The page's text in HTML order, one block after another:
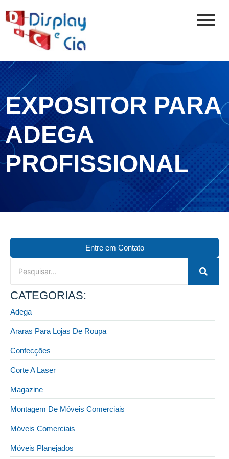
EXPOSITOR PARA
ADEGA
PROFISSIONAL
Entre em Contato
CATEGORIAS:
Adega
Araras Para Lojas De Roupa
Confecções
Corte A Laser
Magazine
Montagem De Móveis Comerciais
Móveis Comerciais
Móveis Planejados